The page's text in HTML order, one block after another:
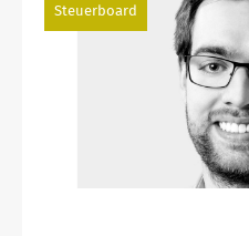
Steuerboard